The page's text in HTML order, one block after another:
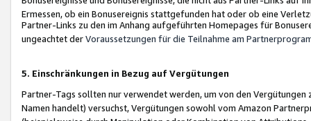
Ermessen, ob ein Bonusereignis stattgefunden hat oder ob eine
Partner-Links zu den im Anhang aufgeführten Homepages für
ungeachtet derVoraussetzungen für die Teilnahme am
5. Einschränkungen in Bezug auf Vergütungen
Partner-Tags sollten nur verwendet werden, um von den
Namen handelt) versuchst, Vergütungen sowohl vom Amazon